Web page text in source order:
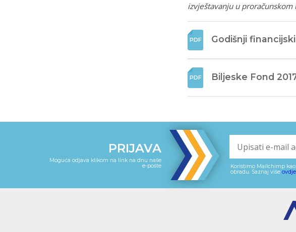
izvještavanju u
Godišnji
Biljeske Fond
PRIJAVA
Moguća odjava klikom na link na dnu naše
e-pošte
Koristimo Mailchimp
obradu. Saznaj više ovdje